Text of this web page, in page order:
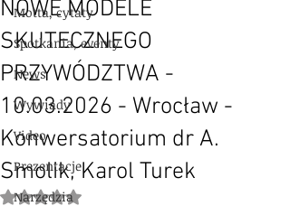
Motta, cytaty
Spotkania, eventy
News
Wywiady
Video
Prezentacje
Narzędzia
NOWE MODELE
SKUTECZNEGO
PRZYWÓDZTWA -
10.03.2026 - Wrocław -
Konwersatorium dr A.
Smolik, Karol Turek
Oceniono na NaN z 5 gwiazdek.